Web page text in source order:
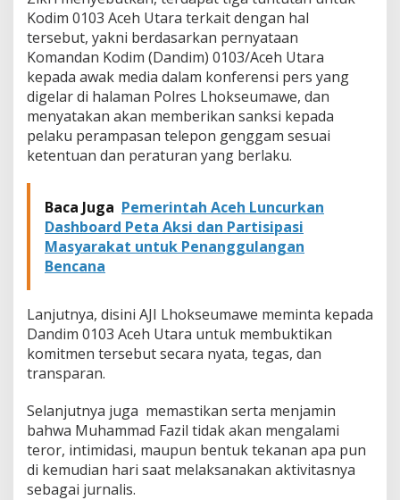
a
n
g
k
a
n
i
g
a
n
t
u
t
Kodim 0103 Aceh Utara terkait dengan hal
tersebut, yakni berdasarkan pernyataan
Komandan Kodim (Dandim) 0103/Aceh Utara
kepada awak media dalam konferensi pers yang
digelar di halaman Polres Lhokseumawe, dan
menyatakan akan memberikan sanksi kepada
pelaku perampasan telepon genggam sesuai
ketentuan dan peraturan yang berlaku.
Baca Juga Pemerintah Aceh Luncurkan
Dashboard Peta Aksi dan Partisipasi
Masyarakat untuk Penanggulangan
Bencana
Lanjutnya, disini AJI Lhokseumawe meminta kepada
Dandim 0103 Aceh Utara untuk membuktikan
komitmen tersebut secara nyata, tegas, dan
transparan.
Selanjutnya juga memastikan serta menjamin
bahwa Muhammad Fazil tidak akan mengalami
teror, intimidasi, maupun bentuk tekanan apa pun
di kemudian hari saat melaksanakan aktivitasnya
sebagai jurnalis.